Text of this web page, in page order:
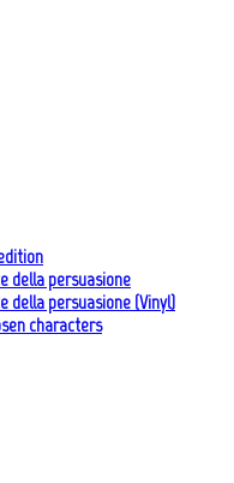
della persuasione
della persuasione (Vinyl)
characters